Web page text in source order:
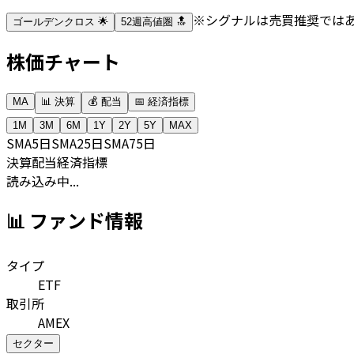
ゴールデンクロス 🌟 52週高値圏 🔝 ※シグナルは売買推奨では
株価チャート
MA 📊 決算 💰 配当
📅 経済指標
1M
3M 6M 1Y 2Y 5Y MAX
SMA5日SMA25日SMA75日
決算配当経済指標
読み込み中...
📊 ファンド情報
タイプ
ETF
取引所
AMEX
セクター